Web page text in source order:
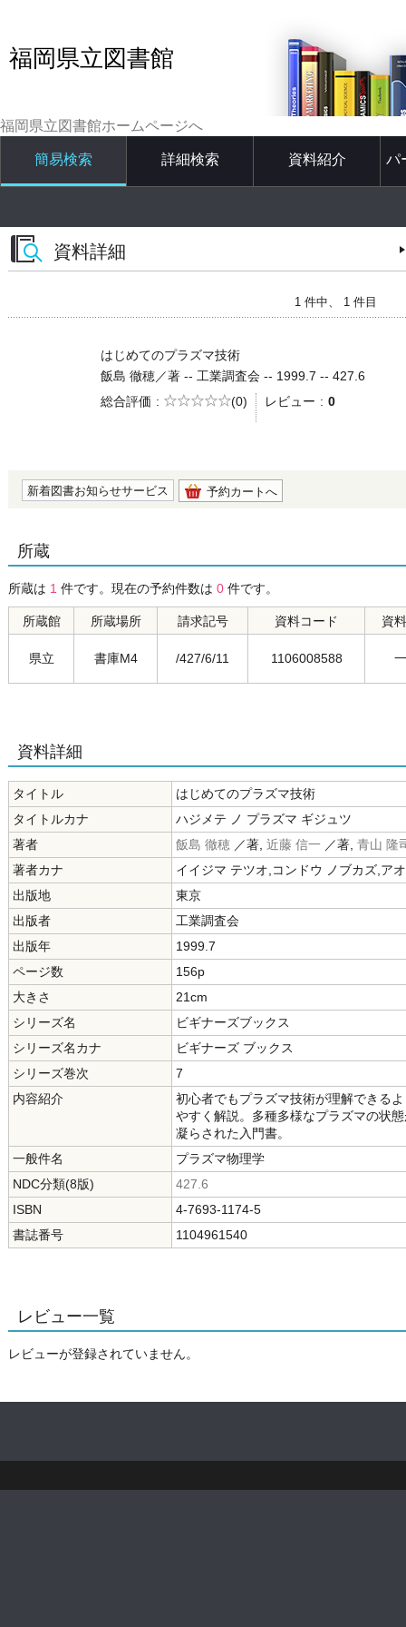
福岡県立図書館
福岡県立図書館ホームページへ
簡易検索 詳細検索 資料紹介 パ
資料詳細
1 件中、 1 件目
はじめてのプラズマ技術
飯島 徹穂／著 -- 工業調査会 -- 1999.7 -- 427.6
総合評価
5段階評価
(0) レビュー 0
新着図書お知らせサービス 予約カートへ
所蔵
所蔵は 1 件です。現在の予約件数は 0 件です。
所蔵館 所蔵場所 請求記号 資料コード 資
県立 書庫M4 /427/6/11 1106008588
資料詳細
タイトル
はじめてのプラズマ技術
タイトルカナ
ハジメテ ノ プラズマ ギジュツ
著者
飯島 徹穂 ／著, 近藤 信一 ／著, 青山 隆
著者カナ
イイジマ テツオ,コンドウ ノブカズ,ア
出版地
東京
出版者
工業調査会
出版年
1999.7
ページ数
156p
大きさ
21cm
シリーズ名
ビギナーズブックス
シリーズ名カナ
ビギナーズ ブックス
シリーズ巻次
7
内容紹介
初心者でもプラズマ技術が理解できる
やすく解説。多種多様なプラズマの状
凝らされた入門書。
一般件名
プラズマ物理学
NDC分類(8版)
427.6
ISBN
4-7693-1174-5
書誌番号
1104961540
レビュー一覧
レビューが登録されていません。